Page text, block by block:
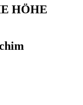
HÖHE